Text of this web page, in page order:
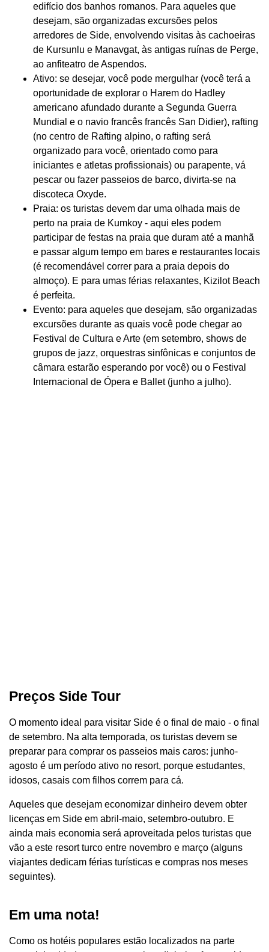
edifício dos banhos romanos. Para aqueles que
desejam, são organizadas excursões pelos
arredores de Side, envolvendo visitas às cachoeiras
de Kursunlu e Manavgat, às antigas ruínas de Perge,
ao anfiteatro de Aspendos.
Ativo: se desejar, você pode mergulhar (você terá a
oportunidade de explorar o Harem do Hadley
americano afundado durante a Segunda Guerra
Mundial e o navio francês francês San Didier), rafting
(no centro de Rafting alpino, o rafting será
organizado para você, orientado como para
iniciantes e atletas profissionais) ou parapente, vá
pescar ou fazer passeios de barco, divirta-se na
discoteca Oxyde.
Praia: os turistas devem dar uma olhada mais de
perto na praia de Kumkoy - aqui eles podem
participar de festas na praia que duram até a manhã
e passar algum tempo em bares e restaurantes locais
(é recomendável correr para a praia depois do
almoço). E para umas férias relaxantes, Kizilot Beach
é perfeita.
Evento: para aqueles que desejam, são organizadas
excursões durante as quais você pode chegar ao
Festival de Cultura e Arte (em setembro, shows de
grupos de jazz, orquestras sinfônicas e conjuntos de
câmara estarão esperando por você) ou o Festival
Internacional de Ópera e Ballet (junho a julho).
Preços Side Tour
O momento ideal para visitar Side é o final de maio - o final
de setembro. Na alta temporada, os turistas devem se
preparar para comprar os passeios mais caros: junho-
agosto é um período ativo no resort, porque estudantes,
idosos, casais com filhos correm para cá.
Aqueles que desejam economizar dinheiro devem obter
licenças em Side em abril-maio, setembro-outubro. E
ainda mais economia será aproveitada pelos turistas que
vão a este resort turco entre novembro e março (alguns
viajantes dedicam férias turísticas e compras nos meses
seguintes).
Em uma nota!
Como os hotéis populares estão localizados na parte